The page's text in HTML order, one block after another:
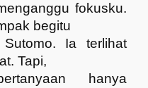
fokusku.
begitu
Ia terlihat
Tapi,
hanya